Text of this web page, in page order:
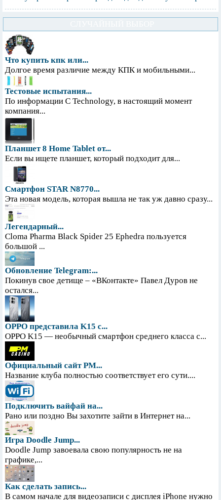
Что купить кпк или...
Долгое время различие между КПК и мобильными...
Тестовые испытания...
По информации С Technology, в настоящий момент
компания...
Планшет 8 Home Tablet от...
Если вы ищете планшет, который подходит для...
Смартфон STAR N8770...
Эта новая модель, которая вышла не так уж давно сразу...
Легендарный...
Cloma Pharma Black Spider 25 Ephedra пользуется
большой ...
Обновление Telegram:...
Покинув свое детище – «ВКонтакте» Павел Дуров не
остался...
OPPO представила K15 с...
OPPO K15 — необычный смартфон среднего класса с...
Официальный сайт PM...
Название клуба полностью соответствует его сути....
Подключить вайфай на...
Рано или поздно Вы захотите зайти в Интернет на...
Игра Doodle Jump...
Doodle Jump завоевала свою популярность не на
графике,...
Как сделать запись...
В самом начале для видеозаписи с дисплея iPhone нужно